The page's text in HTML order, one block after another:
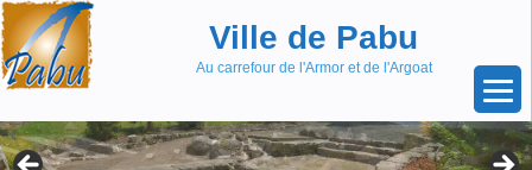
Aller
au
contenu
Skip
to
content
Ville de Pabu
Au carrefour de l'Armor et de l'Argoat